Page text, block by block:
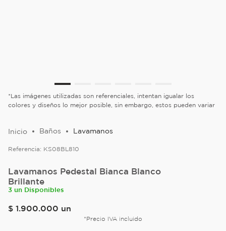
*Las imágenes utilizadas son referenciales, intentan igualar los
colores y diseños lo mejor posible, sin embargo, estos pueden variar
Baños Lavamanos
Referencia: KS08BL810
Lavamanos Pedestal Bianca Blanco
Brillante
3 un Disponibles
$ 1.900.000 un
*Precio IVA incluido